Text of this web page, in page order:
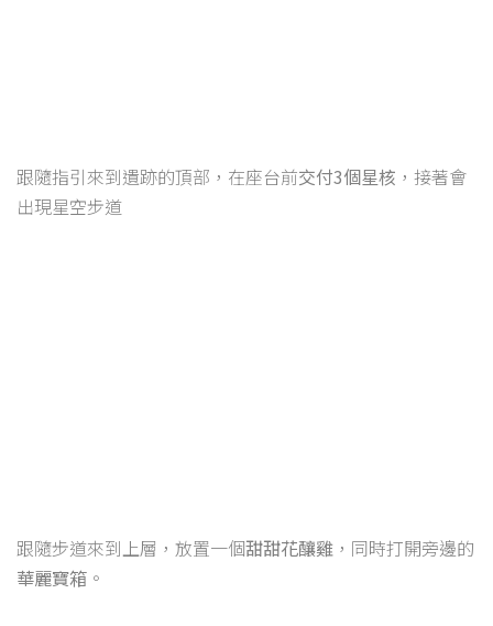
跟隨指引來到遺跡的頂部，在座台前交付3個星核 ，接著會
出現星空步道
跟隨步道來到上層，放置一個甜甜花釀雞 ，同時打開旁邊的
華麗寶箱 。